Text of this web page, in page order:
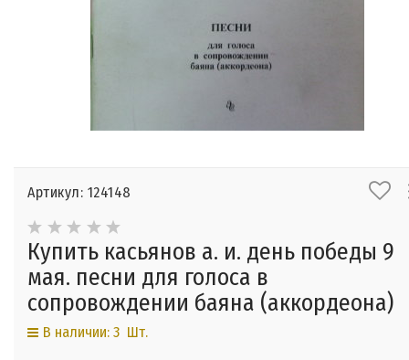
Артикул: 124148
Купить касьянов а. и. день победы 9
мая. песни для голоса в
сопровождении баяна (аккордеона)
В наличии: 3 Шт.